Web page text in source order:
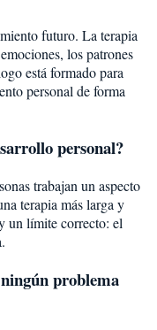
futuro. La terapia
los patrones
está formado para
personal de forma
personal?
trabajan un aspecto
terapia más larga y
un límite correcto: el
problema